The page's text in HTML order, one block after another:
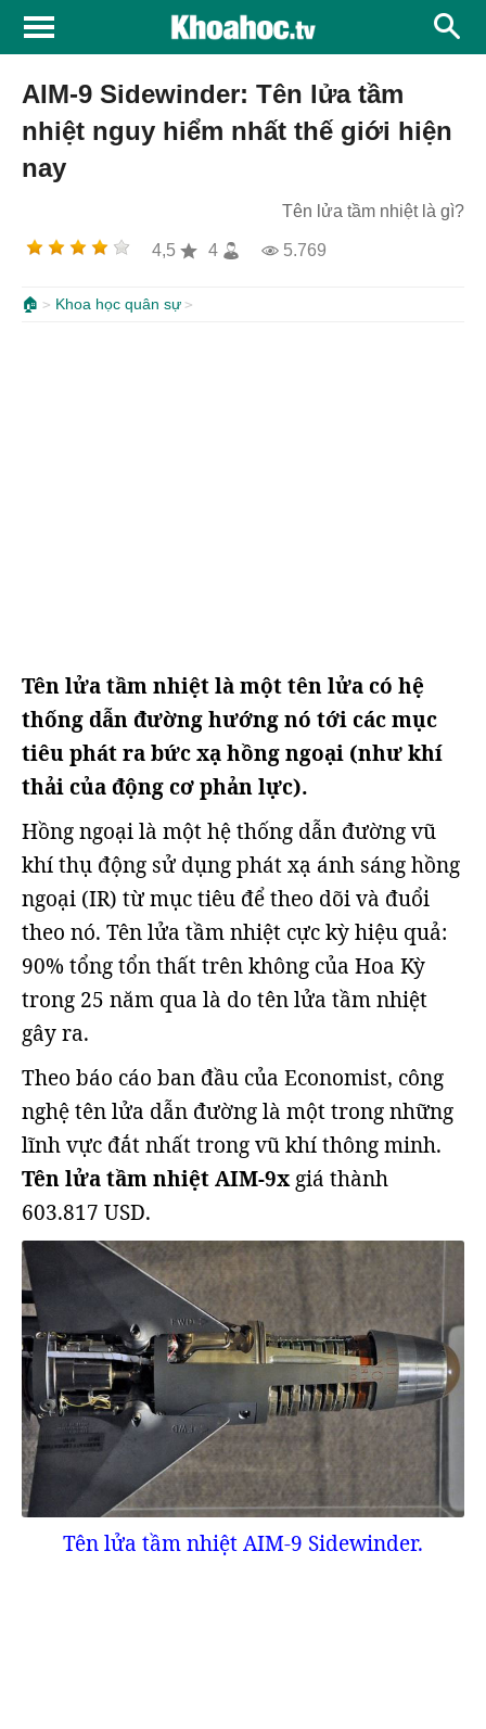
AIM-9 Sidewinder: Tên lửa tầm
nhiệt nguy hiểm nhất thế giới hiện
nay
Tên lửa tầm nhiệt là gì?
4,5 4 5.769
🏠 Khoa học quân sự
Tên lửa tầm nhiệt là một tên lửa có hệ
thống dẫn đường hướng nó tới các mục
tiêu phát ra bức xạ hồng ngoại (như khí
thải của động cơ phản lực).
Hồng ngoại là một hệ thống dẫn đường vũ
khí thụ động sử dụng phát xạ ánh sáng hồng
ngoại (IR) từ mục tiêu để theo dõi và đuổi
theo nó. Tên lửa tầm nhiệt cực kỳ hiệu quả:
90% tổng tổn thất trên không của Hoa Kỳ
trong 25 năm qua là do tên lửa tầm nhiệt
gây ra.
Theo báo cáo ban đầu của Economist, công
nghệ tên lửa dẫn đường là một trong những
lĩnh vực đắt nhất trong vũ khí thông minh.
Tên lửa tầm nhiệt AIM-9xgiá thành
603.817 USD.
Tên lửa tầm nhiệt AIM-9 Sidewinder.